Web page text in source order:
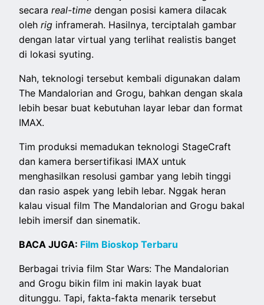
secarareal-time dengan posisi kamera dilacak
olehrig inframerah. Hasilnya, terciptalah gambar
dengan latar virtual yang terlihat realistis banget
di lokasi syuting.
Nah, teknologi tersebut kembali digunakan dalam
The Mandalorian and Grogu, bahkan dengan skala
lebih besar buat kebutuhan layar lebar dan format
IMAX.
Tim produksi memadukan teknologi StageCraft
dan kamera bersertifikasi IMAX untuk
menghasilkan resolusi gambar yang lebih tinggi
dan rasio aspek yang lebih lebar. Nggak heran
kalau visual film The Mandalorian and Grogu bakal
lebih imersif dan sinematik.
BACA JUGA: Film Bioskop Terbaru
Berbagai trivia film Star Wars: The Mandalorian
and Grogu bikin film ini makin layak buat
ditunggu. Tapi, fakta-fakta menarik tersebut